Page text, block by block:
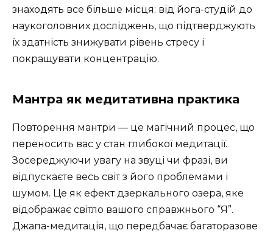
знаходять все більше місця: від йога-студій до
наукоголовних досліджень, що підтверджують
їх здатність знижувати рівень стресу і
покращувати концентрацію.
Мантра як медитативна практика
Повторення мантри — це магічний процес, що
переносить вас у стан глибокої медитації.
Зосереджуючи увагу на звуці чи фразі, ви
відпускаєте весь світ з його проблемами і
шумом. Це як ефект дзеркального озера, яке
відображає світло вашого справжнього “Я”.
Джапа-медитація, що передбачає багаторазове